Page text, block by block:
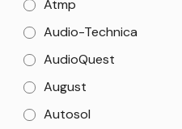
Atmp
Audio-Technica
AudioQuest
August
Autosol